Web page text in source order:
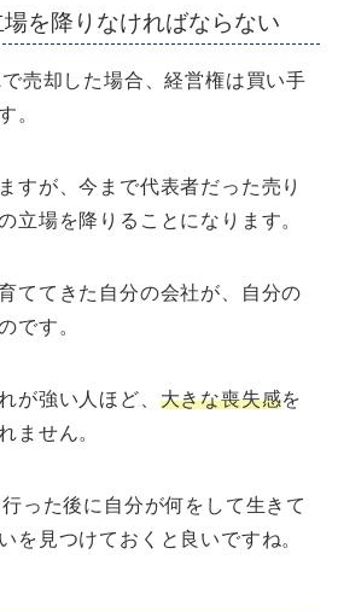
を降りなければならない
売却した場合、経営権は買い手
。
すが、今まで代表者だった売り
立場を降りることになります。
ててきた自分の会社が、自分の
です。
が強い人ほど、 大きな喪失感を
ません。
った後に自分が何をして生きて
を見つけておくと良いですね。